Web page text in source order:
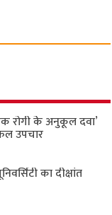
रोगी केे अनुकूल दवा’
उपचार
का दीक्षांत